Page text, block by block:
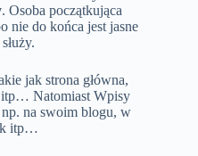
. Osoba początkująca
nie do końca jest jasne
jak strona główna,
itp… Natomiast Wpisy
na swoim blogu, w
itp…